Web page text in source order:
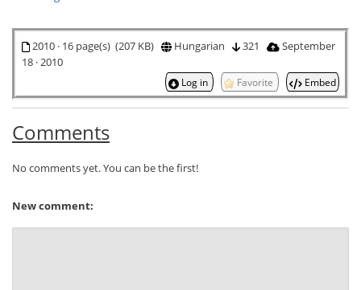
2010 · 16 page(s) (207 KB) Hungarian 321
September
18 · 2010
Log in Favorite Embed
Comments
No comments yet. You can be the first!
New comment: